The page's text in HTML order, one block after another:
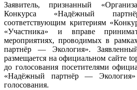
Заявитель, признанный
Конкурса «Надёжный
соответствующим критериям
«Участника» и вправе
мероприятиях, проводимых в
партнёр — Экология».
размещается на официальном сайте
до голосования посетителями
«Надёжный партнёр —
голосования.